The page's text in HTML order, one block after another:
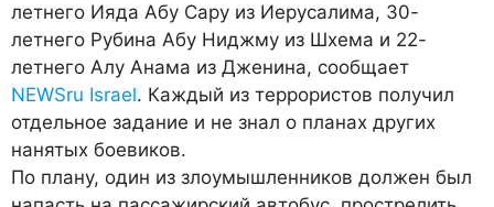
летнего Ияда Абу Сару из Иерусалима, 30-
летнего Рубина Абу Ниджму из Шхема и 22-
летнего Алу Анама из Дженина, сообщает
NEWSru Israel. Каждый из террористов получил
отдельное задание и не знал о планах других
нанятых боевиков.
По плану, один из злоумышленников должен был